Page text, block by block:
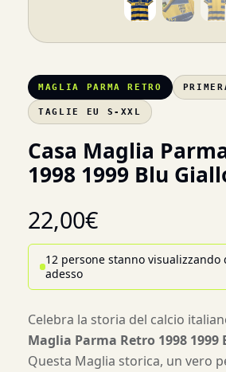
MAGLIA PARMA RETRO
TAGLIE EU S-XXL
Casa Maglia
1998 1999 Blu
22,00€
12 persone stanno
adesso
Celebra la storia del calcio
Maglia Parma Retro 1998 1999
Questa Maglia storica, un vero